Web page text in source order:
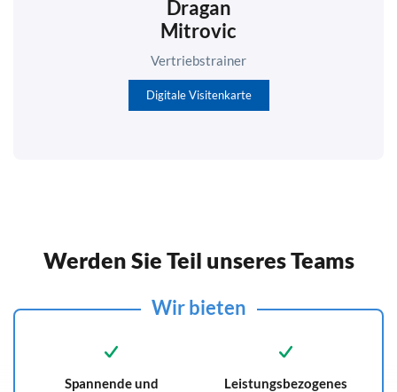
Dragan
Mitrovic
Vertriebstrainer
Digitale Visitenkarte
Werden Sie Teil unseres Teams
Wir bieten
Spannende und
Leistungsbezogenes